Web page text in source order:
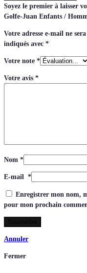
Soyez le premier à laisser
Golfe-Juan Enfants /
Votre adresse e-mail ne
indiqués avec *
Votre note *
Votre avis *
Nom *
E-mail *
Enregistrer mon nom,
pour mon prochain
Annuler
Fermer